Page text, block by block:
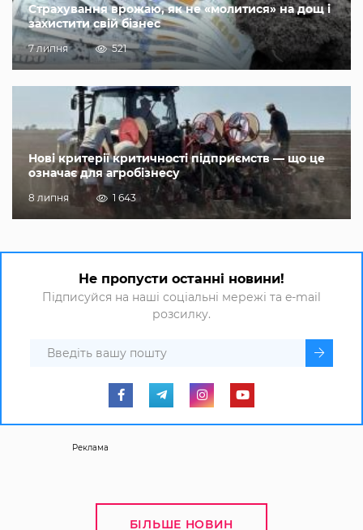
Страхування врожаю, як не «молитися» на дощ і
захистити свій бізнес
7 липня 521
Нові критерії критичності підприємств — що це
означає для агробізнесу
8 липня 1 643
Не пропусти останні новини!
Підписуйся на наші соціальні мережі та e-mail
розсилку.
Реклама
БІЛЬШЕ НОВИН